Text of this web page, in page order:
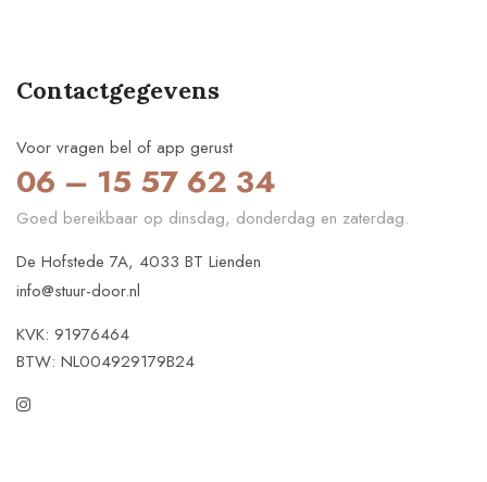
Contactgegevens
Voor vragen bel of app gerust
06 – 15 57 62 34
Goed bereikbaar op dinsdag, donderdag en zaterdag.
De Hofstede 7A, 4033 BT Lienden
info@stuur-door.nl
KVK: 91976464
BTW: NL004929179B24